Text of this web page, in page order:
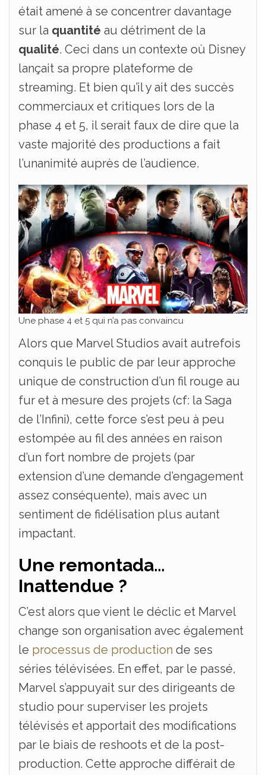
était amené à se concentrer davantage
sur la quantité au détriment de la
qualité. Ceci dans un contexte où Disney
lançait sa propre plateforme de
streaming. Et bien qu’il y ait des succès
commerciaux et critiques lors de la
phase 4 et 5, il serait faux de dire que la
vaste majorité des productions a fait
l’unanimité auprès de l’audience.
Une phase 4 et 5 qui n’a pas convaincu
Alors que Marvel Studios avait autrefois
conquis le public de par leur approche
unique de construction d’un fil rouge au
fur et à mesure des projets (cf: la Saga
de l’Infini), cette force s’est peu à peu
estompée au fil des années en raison
d’un fort nombre de projets (par
extension d’une demande d’engagement
assez conséquente), mais avec un
sentiment de fidélisation plus autant
impactant.
Une remontada…
Inattendue ?
C’est alors que vient le déclic et Marvel
change son organisation avec également
le processus de production de ses
séries télévisées. En effet, par le passé,
Marvel s’appuyait sur des dirigeants de
studio pour superviser les projets
télévisés et apportait des modifications
par le biais de reshoots et de la post-
production. Cette approche différait de